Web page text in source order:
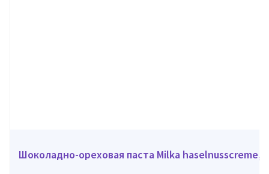
Шоколадно-ореховая паста Milka haselnusscreme,